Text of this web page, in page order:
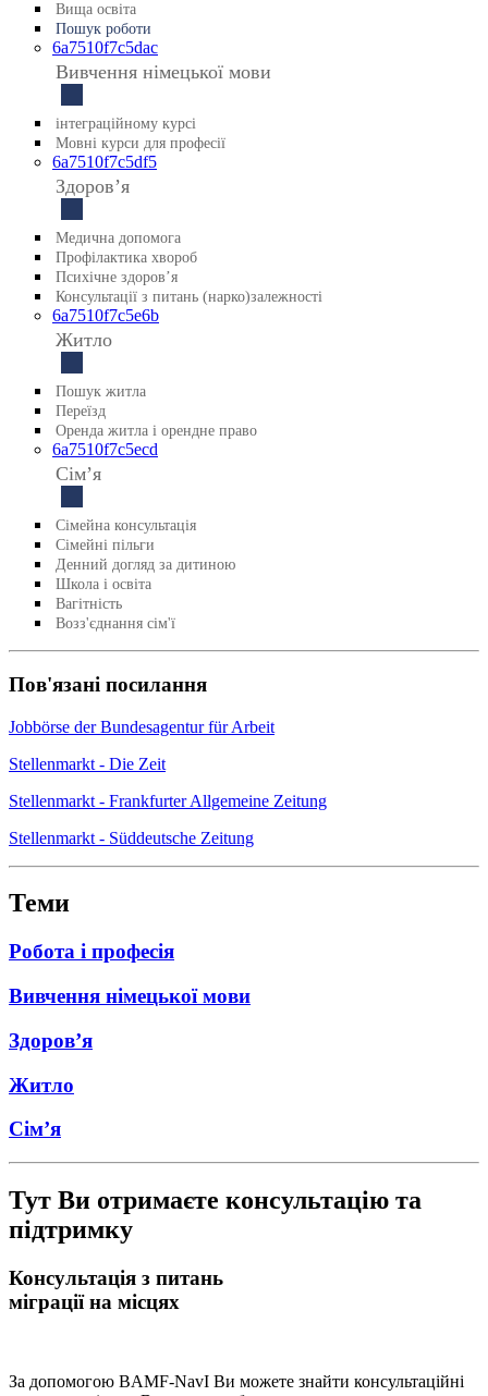
Вища освіта
Пошук роботи
6a7510f7c5dac
Вивчення німецької мови
інтеграційному курсі
Мовні курси для професії
6a7510f7c5df5
Здоровʼя
Медична допомога
Профілактика хвороб
Психічне здоровʼя
Консультації з питань (нарко)залежності
6a7510f7c5e6b
Житло
Пошук житла
Переїзд
Оренда житла і орендне право
6a7510f7c5ecd
Сімʼя
Сімейна консультація
Сімейні пільги
Денний догляд за дитиною
Школа і освіта
Вагітність
Возз'єднання сім'ї
Пов'язані посилання
Jobbörse der Bundesagentur für Arbeit
Stellenmarkt - Die Zeit
Stellenmarkt - Frankfurter Allgemeine Zeitung
Stellenmarkt - Süddeutsche Zeitung
Теми
Робота і професія
Вивчення німецької мови
Здоровʼя
Житло
Сімʼя
Тут Ви отримаєте консультацію та
підтримку
Консультація з питань
міграції на місцях
За допомогою BAMF-NavI Ви можете знайти консультаційні